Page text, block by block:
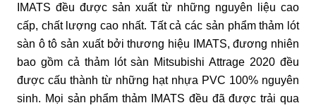
IMATS đều được sản xuất từ những nguyên liệu cao
cấp, chất lượng cao nhất. Tất cả các sản phẩm thảm lót
sàn ô tô sản xuất bởi thương hiệu IMATS, đương nhiên
bao gồm cả thảm lót sàn Mitsubishi Attrage 2020 đều
được cấu thành từ những hạt nhựa PVC 100% nguyên
sinh. Mọi sản phẩm thảm IMATS đều đã được trải qua